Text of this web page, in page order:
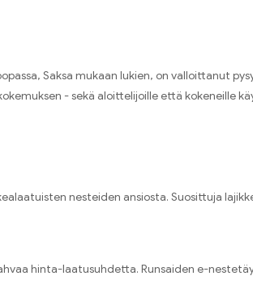
Saksa mukaan lukien, on valloittanut
- sekä aloittelijoille että kokeneille
nesteiden ansiosta. Suosittuja
hinta-laatusuhdetta. Runsaiden e-